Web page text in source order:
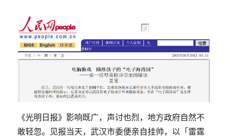
《光明日报》影响既广，声讨也烈，地方政府自然不
敢轻忽。见报当天，武汉市委便亲自挂帅，以「雷霆